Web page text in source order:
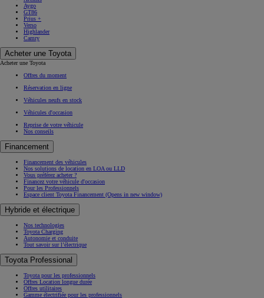
Auris
Avensis
Aygo
GT86
Prius +
Verso
Highlander
Camry
Acheter une Toyota
Acheter une Toyota
Offres du moment
Réservation en ligne
Véhicules neufs en stock
Véhicules d'occasion
Reprise de votre véhicule
Nos conseils
Financement
Financement des véhicules
Nos solutions de location en LOA ou LLD
Vous préférez acheter ?
Financez votre véhicule d'occasion
Pour les Professionnels
Espace client Toyota Financement
Hybride et électrique
Nos technologies
Toyota Charging
Autonomie et conduite
Tout savoir sur l’électrique
Toyota Professional
Toyota pour les professionnels
Offres Location longue durée